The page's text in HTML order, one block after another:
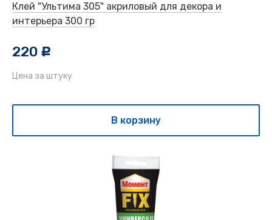
Клей "Ультима 305" акриловый для декора и
интерьера 300 гр
220 c
Цена за штуку
В корзину